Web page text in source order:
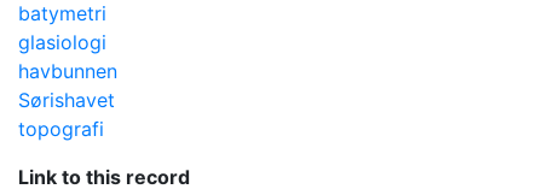
batymetri
glasiologi
havbunnen
Sørishavet
topografi
Link to this record